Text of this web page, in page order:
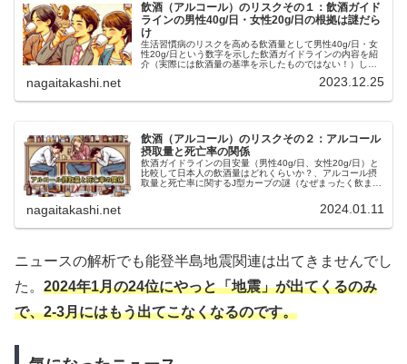
飲酒（アルコール）のリスクその１：飲酒ガイド
ラインの男性40g/日・女性20g/日の根拠は謎だら
け
生活習慣病のリスクを高める飲酒量として男性40g/日・女
性20g/日という数字を示した飲酒ガイドラインの内容を紹
介（実際には飲酒量の基準を示したものではない！）し、
nagaitakashi.net 2023.12.25
飲酒（アルコール）のリスクその２：アルコール
摂取量と死亡率の関係
飲酒ガイドラインの目安量（男性40g/日、女性20g/日）と
比較して日本人の飲酒量はどれくらいか？、アルコール摂
取量と死亡率に関するJ型カーブの謎（なぜまったく飲まな
お酒の種類や休肝日の影響について調べた結果、をそれぞ
nagaitakashi.net 2024.01.11
ニュースの解析でも能登半島地震関連は出てきませんでし
た。 2024年1月の24位にやっと「地震」が出てくるのみ
で、2-3月にはもう出てこなくなるのです。